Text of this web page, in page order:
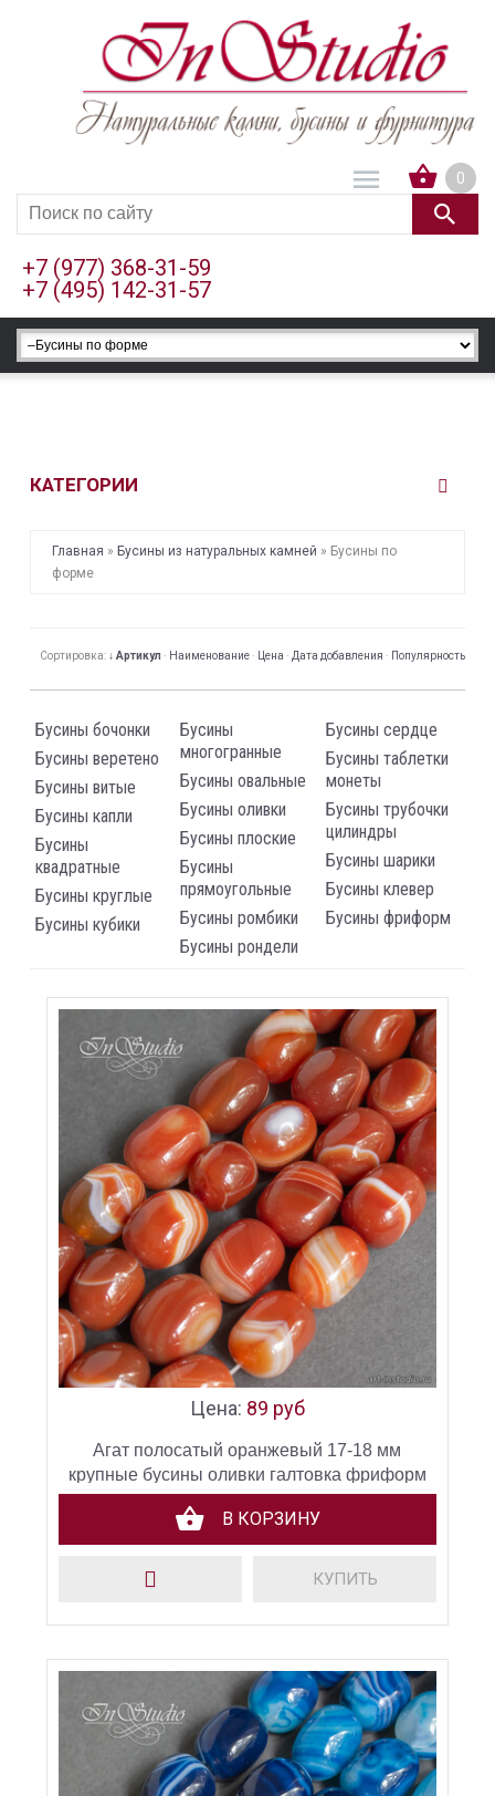
0
+7 (977) 368-31-59
+7 (495) 142-31-57
КАТЕГОРИИ
Главная » Бусины из натуральных камней » Бусины по
форме
Сортировка: ↓ Артикул · Наименование · Цена · Дата добавления · Популярность
Бусины бочонки
Бусины веретено
Бусины витые
Бусины капли
Бусины
квадратные
Бусины круглые
Бусины кубики
Бусины
многогранные
Бусины овальные
Бусины оливки
Бусины плоские
Бусины
прямоугольные
Бусины ромбики
Бусины рондели
Бусины сердце
Бусины таблетки
монеты
Бусины трубочки
цилиндры
Бусины шарики
Бусины клевер
Бусины фриформ
Цена: 89 руб
Агат полосатый оранжевый 17-18 мм
крупные бусины оливки галтовка фриформ
В КОРЗИНУ
КУПИТЬ